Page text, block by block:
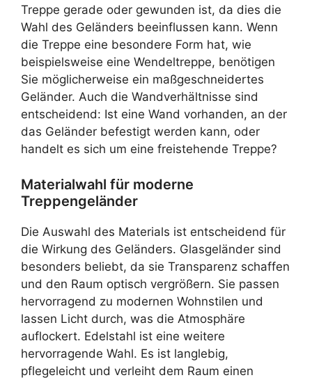
Treppe gerade oder gewunden ist, da dies die
Wahl des Geländers beeinflussen kann. Wenn
die Treppe eine besondere Form hat, wie
beispielsweise eine Wendeltreppe, benötigen
Sie möglicherweise ein maßgeschneidertes
Geländer. Auch die Wandverhältnisse sind
entscheidend: Ist eine Wand vorhanden, an der
das Geländer befestigt werden kann, oder
handelt es sich um eine freistehende Treppe?
Materialwahl für moderne
Treppengeländer
Die Auswahl des Materials ist entscheidend für
die Wirkung des Geländers. Glasgeländer sind
besonders beliebt, da sie Transparenz schaffen
und den Raum optisch vergrößern. Sie passen
hervorragend zu modernen Wohnstilen und
lassen Licht durch, was die Atmosphäre
auflockert. Edelstahl ist eine weitere
hervorragende Wahl. Es ist langlebig,
pflegeleicht und verleiht dem Raum einen